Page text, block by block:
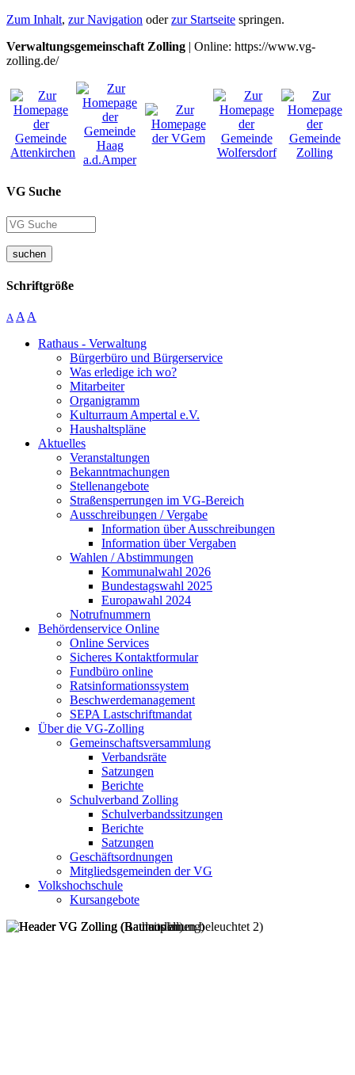
Zum Inhalt, zur Navigation oderzur Startseite springen.
Verwaltungsgemeinschaft Zolling | Online: https://www.vg-
zolling.de/
VG Suche
suchen
Schriftgröße
A A A
Rathaus - Verwaltung
Bürgerbüro und Bürgerservice
Was erledige ich wo?
Mitarbeiter
Organigramm
Kulturraum Ampertal e.V.
Haushaltspläne
Aktuelles
Veranstaltungen
Bekanntmachungen
Stellenangebote
Straßensperrungen im VG-Bereich
Ausschreibungen / Vergabe
Information über Ausschreibungen
Information über Vergaben
Wahlen / Abstimmungen
Kommunalwahl 2026
Bundestagswahl 2025
Europawahl 2024
Notrufnummern
Behördenservice Online
Online Services
Sicheres Kontaktformular
Fundbüro online
Ratsinformationssystem
Beschwerdemanagement
SEPA Lastschriftmandat
Über die VG-Zolling
Gemeinschaftsversammlung
Verbandsräte
Satzungen
Berichte
Schulverband Zolling
Schulverbandssitzungen
Berichte
Satzungen
Geschäftsordnungen
Mitgliedsgemeinden der VG
Volkshochschule
Kursangebote